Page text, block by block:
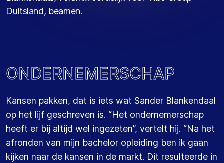
Duitsland, beamen.
ONDERNEMERSCHAP
Kansen pakken, dat is iets wat Sander Blankendaal
op het lijf geschreven is. “Het ondernemerschap
heeft er bij altijd wel ingezeten”, vertelt hij. “Na het
afronden van mijn bachelor opleiding ben ik gaan
kijken naar de kansen in de markt. Dit resulteerde in